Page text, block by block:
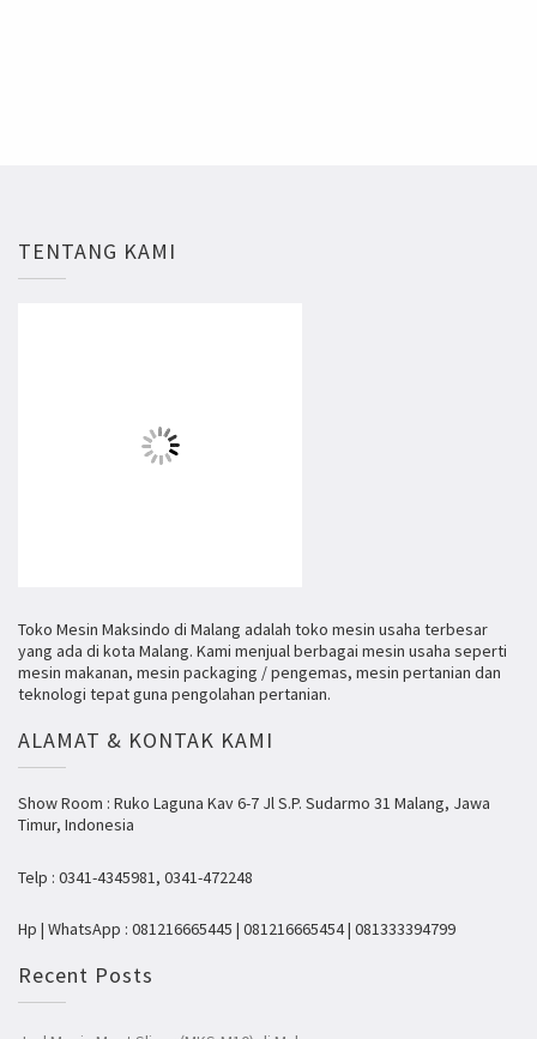
TENTANG KAMI
Toko Mesin Maksindo di Malang adalah toko mesin usaha terbesar
yang ada di kota Malang. Kami menjual berbagai mesin usaha seperti
mesin makanan, mesin packaging / pengemas, mesin pertanian dan
teknologi tepat guna pengolahan pertanian.
ALAMAT & KONTAK KAMI
Show Room : Ruko Laguna Kav 6-7 Jl S.P. Sudarmo 31 Malang, Jawa
Timur, Indonesia
Telp : 0341-4345981, 0341-472248
Hp | WhatsApp : 081216665445 | 081216665454 | 081333394799
Recent Posts